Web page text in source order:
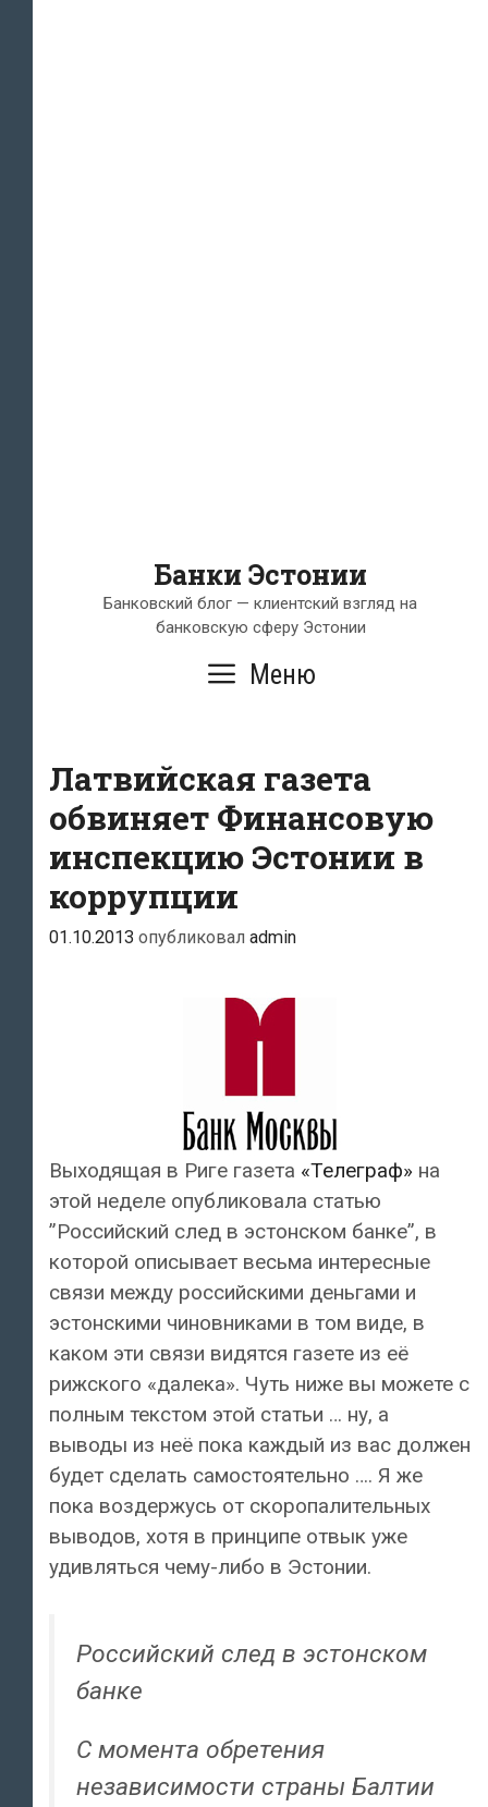
Банки Эстонии
Банковский блог — клиентский взгляд на
банковскую сферу Эстонии
Меню
Латвийская газета
обвиняет Финансовую
инспекцию Эстонии в
коррупции
01.10.2013 опубликовал admin
Выходящая в Риге газета «Телеграф» на
этой неделе опубликовала статью
”Российский след в эстонском банке”, в
которой описывает весьма интересные
связи между российскими деньгами и
эстонскими чиновниками в том виде, в
каком эти связи видятся газете из её
рижского «далека». Чуть ниже вы можете с
полным текстом этой статьи … ну, а
выводы из неё пока каждый из вас должен
будет сделать самостоятельно …. Я же
пока воздержусь от скоропалительных
выводов, хотя в принципе отвык уже
удивляться чему-либо в Эстонии.
Российский след в эстонском
банке
С момента обретения
независимости страны Балтии